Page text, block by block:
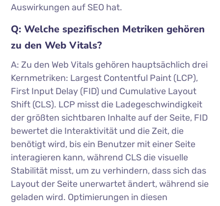
Auswirkungen auf SEO hat.
Q: Welche spezifischen Metriken gehören
zu den Web Vitals?
A: Zu den Web Vitals gehören hauptsächlich drei
Kernmetriken: Largest Contentful Paint (LCP),
First Input Delay (FID) und Cumulative Layout
Shift (CLS). LCP misst die Ladegeschwindigkeit
der größten sichtbaren Inhalte auf der Seite, FID
bewertet die Interaktivität und die Zeit, die
benötigt wird, bis ein Benutzer mit einer Seite
interagieren kann, während CLS die visuelle
Stabilität misst, um zu verhindern, dass sich das
Layout der Seite unerwartet ändert, während sie
geladen wird. Optimierungen in diesen